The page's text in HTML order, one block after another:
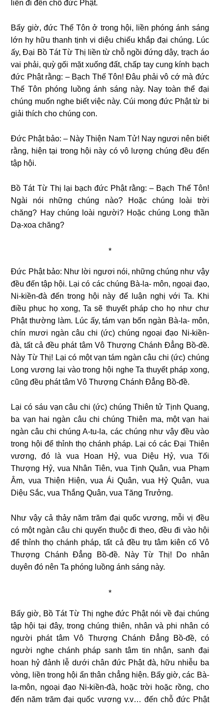
liền đi đến chỗ đức Phật.
Bấy giờ, đức Thế Tôn ở trong hội, liền phóng ánh sáng
lớn hy hữu thanh tịnh vi diệu chiếu khắp đại chúng. Lúc
ấy, Đại Bồ Tát Từ Thị liền từ chỗ ngồi đứng dậy, trạch áo
vai phải, quỳ gối mặt xuống đất, chấp tay cung kính bạch
đức Phật rằng: – Bạch Thế Tôn! Đâu phải vô cớ mà đức
Thế Tôn phóng luồng ánh sáng này. Nay toàn thể đại
chúng muốn nghe biết việc này. Cúi mong đức Phật từ bi
giải thích cho chúng con.
Đức Phật bảo: – Này Thiện Nam Tử! Nay ngươi nên biết
rằng, hiện tại trong hội này có vô lượng chúng đều đến
tập hội.
Bồ Tát Từ Thị lại bạch đức Phật rằng: – Bạch Thế Tôn!
Ngài nói những chúng nào? Hoặc chúng loài trời
chăng? Hay chúng loài người? Hoặc chúng Long thần
Dạ-xoa chăng?
*
Đức Phật bảo: Như lời ngươi nói, những chúng như vậy
đều đến tập hội. Lại có các chúng Bà-la- môn, ngoại đạo,
Ni-kiền-đà đến trong hội này để luận nghị với Ta. Khi
điều phục họ xong, Ta sẽ thuyết pháp cho họ như chư
Phật thường làm. Lúc ấy, tám vạn bốn ngàn Bà-la- môn,
chín mươi ngàn câu chi (ức) chúng ngoại đạo Ni-kiền-
đà, tất cả đều phát tâm Vô Thượng Chánh Đẳng Bồ-đề.
Này Từ Thị! Lại có một vạn tám ngàn câu chi (ức) chúng
Long vương lại vào trong hội nghe Ta thuyết pháp xong,
cũng đều phát tâm Vô Thượng Chánh Đẳng Bồ-đề.
Lại có sáu vạn câu chi (ức) chúng Thiên tử Tịnh Quang,
ba vạn hai ngàn câu chi chúng Thiên ma, một vạn hai
ngàn câu chi chúng A-tu-la, các chúng như vậy đều vào
trong hội để thỉnh thọ chánh pháp. Lại có các Đại Thiên
vương, đó là vua Hoan Hỷ, vua Diệu Hỷ, vua Tối
Thượng Hỷ, vua Nhân Tiên, vua Tịnh Quân, vua Phạm
Âm, vua Thiện Hiện, vua Ái Quân, vua Hỷ Quân, vua
Diệu Sắc, vua Thắng Quân, vua Tăng Trưởng.
Như vậy cả thảy năm trăm đại quốc vương, mỗi vị đều
có một ngàn câu chi quyến thuộc đi theo, đều đi vào hội
để thỉnh thọ chánh pháp, tất cả đều trụ tâm kiên cố Vô
Thượng Chánh Đẳng Bồ-đề. Này Từ Thị! Do nhân
duyên đó nên Ta phóng luồng ánh sáng này.
*
Bấy giờ, Bồ Tát Từ Thị nghe đức Phật nói về đại chúng
tập hội tại đây, trong chúng thiên, nhân và phi nhân có
người phát tâm Vô Thượng Chánh Đẳng Bồ-đề, có
người nghe chánh pháp sanh tâm tin nhận, sanh đại
hoan hỷ đảnh lễ dưới chân đức Phật đà, hữu nhiễu ba
vòng, liền trong hội ẩn thân chẳng hiện. Bấy giờ, các Bà-
la-môn, ngoại đạo Ni-kiền-đà, hoặc trời hoặc rồng, cho
đến năm trăm đại quốc vương v.v… đến chỗ đức Phật